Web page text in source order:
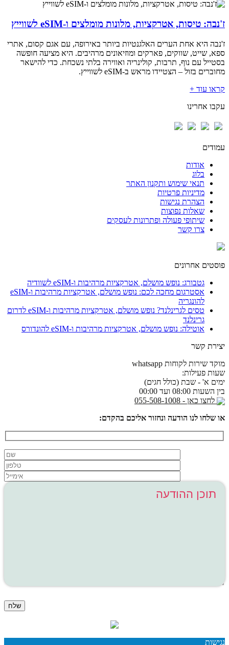
ז'נבה: טיסות, אטרקציות, מלונות מומלצים ו-eSIM לשווייץ
ז'נבה היא אחת הערים האלגנטיות ביותר באירופה, עם אגם קסום, אתרי
ספא, שייט, שווקים, פארקים ומוזיאונים מרהיבים. היא מציעה חופשה
בסטייל עם נוף, תרבות, קולינריה ואווירה בלתי נשכחת. כדי להישאר
מחוברים בזול – הצטיידו מראש ב-eSIM לשווייץ.
קראו עוד +
עקבו אחרינו
עמודים
אודות
בלוג
תנאי שימוש ותקנון האתר
מדיניות פרטיות
הצהרת נגישות
שאלות נפוצות
שיתופי פעולה ופתרונות לעסקים
צרו קשר
פוסטים אחרונים
גטבורג: נופש מושלם, אטרקציות מרהיבות ו-eSIM לשוודיה
אסטרגום מחכה לכם: נופש מושלם, אטרקציות מרהיבות ו-eSIM
להונגריה
טסים לגרינלנד? נופש מושלם, אטרקציות מרהיבות ו-eSIM לדרום
גרינלנד
אוטילה: נופש מושלם, אטרקציות מרהיבות ו-eSIM להונדורס
יצירת קשר
מוקד שירות לקוחות whatsapp
שעות פעילות:
ימים א' - שבת (כולל חגים)
בין השעות 08:00 ועד 00:00
לחצו כאן - 055-508-1008
או שלחו לנו הודעה ונחזור אליכם בהקדם:
נגישות